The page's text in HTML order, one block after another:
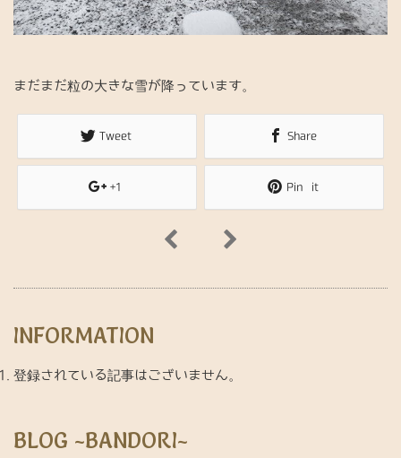
まだまだ粒の大きな雪が降っています。
Tweet Share
+1 Pin it
INFORMATION
登録されている記事はございません。
BLOG ~BANDORI~